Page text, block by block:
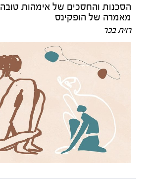
הסכנות והחסכים של אימהות
מאמרה של הופקינס
רוית בכר